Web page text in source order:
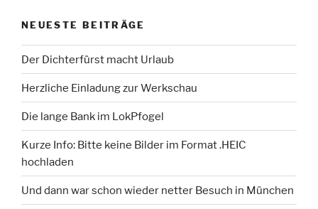
NEUESTE BEITRÄGE
Der Dichterfürst macht Urlaub
Herzliche Einladung zur Werkschau
Die lange Bank im LokPfogel
Kurze Info: Bitte keine Bilder im Format .HEIC
hochladen
Und dann war schon wieder netter Besuch in München